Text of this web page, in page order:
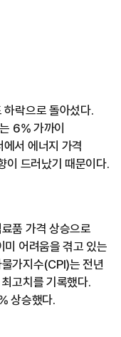
하락으로 돌아섰다.
6% 가까이
서 에너지 가격
이 드러났기 때문이다.
품 가격 상승으로
어려움을 겪고 있는
가지수(CPI)는 전년
고치를 기록했다.
상승했다.